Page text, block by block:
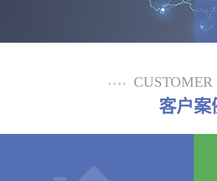
CUSTOMER
客户案